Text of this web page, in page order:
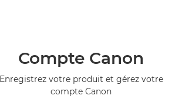
Compte Canon
Enregistrez votre produit et gérez votre
compte Canon